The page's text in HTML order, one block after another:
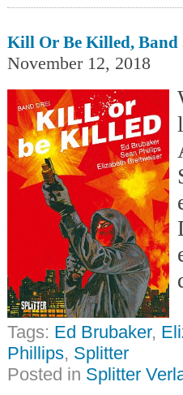
Kill Or Be Killed, Band
November 12, 2018
Tags: Ed Brubaker,
Phillips, Splitter
Posted in Splitter